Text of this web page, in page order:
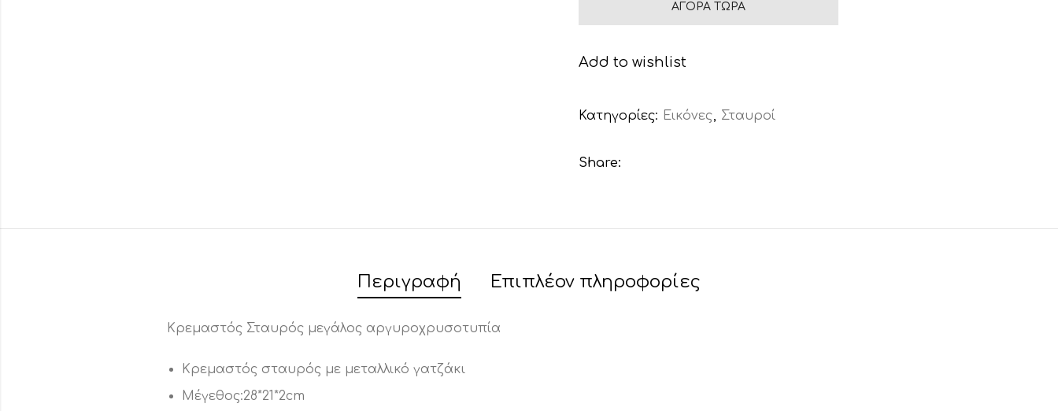
ΑΓΟΡΆ ΤΏΡΑ
Add to wishlist
Κατηγορίες: Εικόνες, Σταυροί
Share:
Περιγραφή Επιπλέον πληροφορίες
Κρεμαστός Σταυρός μεγάλος αργυροχρυσοτυπία
Κρεμαστός σταυρός με μεταλλικό γατζάκι
Μέγεθος:28*21*2cm